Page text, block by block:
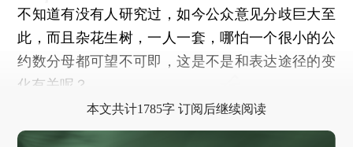
不知道有没有人研究过，如今公众意见分歧巨大至
此，而且杂花生树，一人一套，哪怕一个很小的公
约数分母都可望不可即，这是不是和表达途径的变
化有关呢？
本文共计1785字 订阅后继续阅读